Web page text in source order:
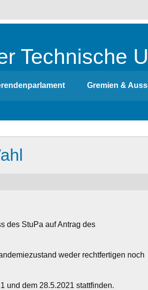
Technische
Gremien &
des StuPa auf Antrag des
weder rechtfertigen noch
und dem 28.5.2021 stattfinden.